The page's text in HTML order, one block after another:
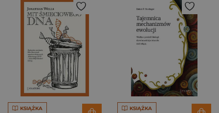
KSIĄŻKA KSIĄŻKA